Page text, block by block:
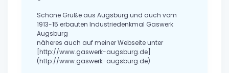
Schöne Grüße aus Augsburg und auch vom
1913-15 erbauten Industriedenkmal Gaswerk
Augsburg
näheres auch auf meiner Webseite unter
[http://www.gaswerk-augsburg.de]
(http://www.gaswerk-augsburg.de)